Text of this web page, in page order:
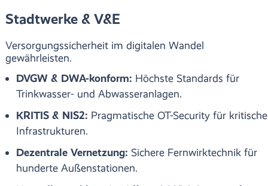
Stadtwerke & V&E
Versorgungssicherheit im digitalen Wandel
gewährleisten.
DVGW & DWA-konform: Höchste Standards für
Trinkwasser- und Abwasseranlagen.
KRITIS & NIS2: Pragmatische OT-Security für kritische
Infrastrukturen.
Dezentrale Vernetzung: Sichere Fernwirktechnik für
hunderte Außenstationen.